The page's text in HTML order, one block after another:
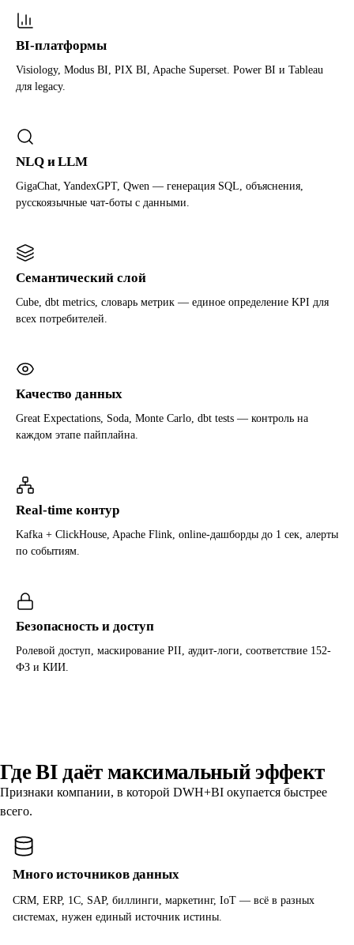
BI-платформы
Visiology, Modus BI, PIX BI, Apache Superset. Power BI и Tableau
для legacy.
NLQ и LLM
GigaChat, YandexGPT, Qwen — генерация SQL, объяснения,
русскоязычные чат-боты с данными.
Семантический слой
Cube, dbt metrics, словарь метрик — единое определение KPI для
всех потребителей.
Качество данных
Great Expectations, Soda, Monte Carlo, dbt tests — контроль на
каждом этапе пайплайна.
Real-time контур
Kafka + ClickHouse, Apache Flink, online-дашборды до 1 сек, алерты
по событиям.
Безопасность и доступ
Ролевой доступ, маскирование PII, аудит-логи, соответствие 152-
ФЗ и КИИ.
Где BI даёт максимальный эффект
Признаки компании, в которой DWH+BI окупается быстрее
всего.
Много источников данных
CRM, ERP, 1С, SAP, биллинги, маркетинг, IoT — всё в разных
системах, нужен единый источник истины.